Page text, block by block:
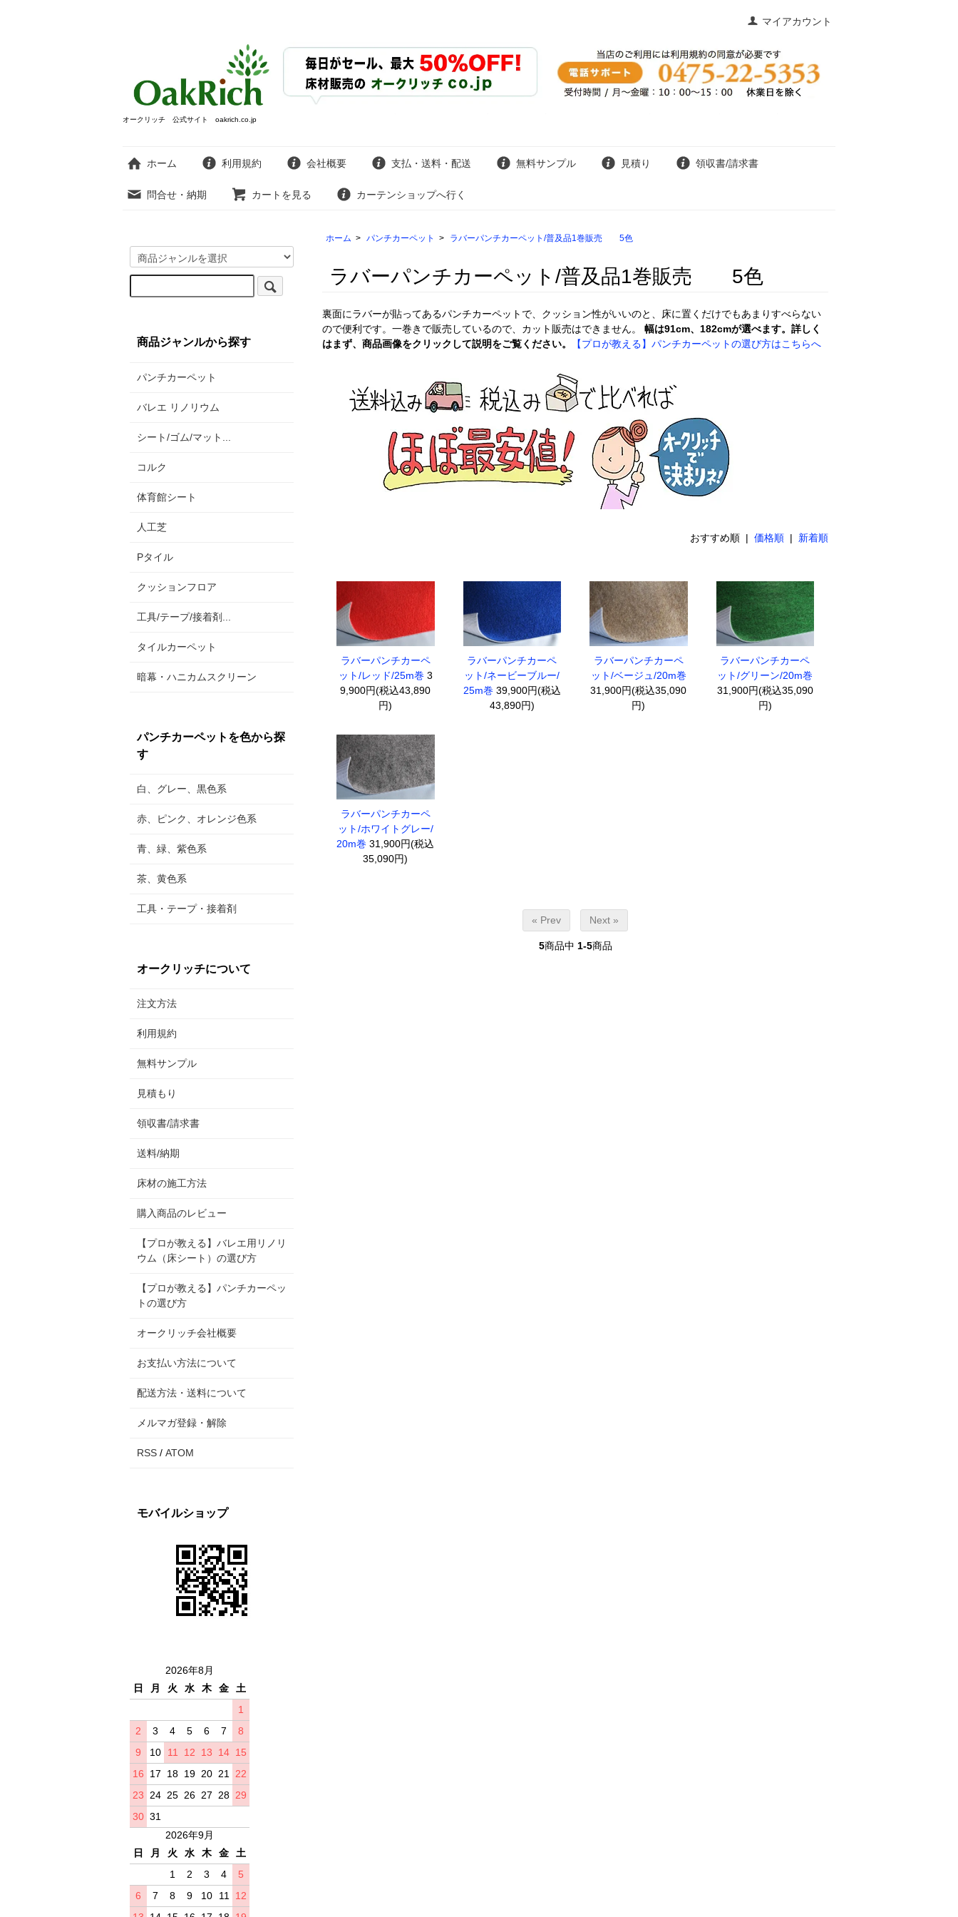
マイアカウント
オークリッチ 公式サイト oakrich.co.jp
ホーム 利用規約 会社概要 支払・送料・配送 無料サンプル 見積り 領収書/請求書
問合せ・納期 カートを見る カーテンショップへ行く
ホーム > パンチカーペット > ラバーパンチカーペット/普及品1巻販売 5色
ラバーパンチカーペット/普及品1巻販売 5色
裏面にラバーが貼ってあるパンチカーペットで、クッション性がいいのと、床に置くだけでもあまりすべらない
ので便利です。一巻きで販売しているので、カット販売はできません。 幅は91cm、182cmが選べます。 詳しく
はまず、商品画像をクリックして説明をご覧ください。
【プロが教える】パンチカーペットの選び方はこちらへ
おすすめ順 | 価格順 | 新着順
ラバーパンチカーペ
ット/レッド/25m巻 3
9,900円(税込43,890
円)
ラバーパンチカーペ
ット/ネービーブルー/
25m巻 39,900円(税込
43,890円)
ラバーパンチカーペ
ット/ベージュ/20m巻
31,900円(税込35,090
円)
ラバーパンチカーペ
ット/グリーン/20m巻
31,900円(税込35,090
円)
ラバーパンチカーペ
ット/ホワイトグレー/
20m巻 31,900円(税込
35,090円)
« Prev Next »
5商品中 1-5商品
商品ジャンルから探す
パンチカーペット
バレエ リノリウム
シート/ゴム/マット...
コルク
体育館シート
人工芝
Pタイル
クッションフロア
工具/テープ/接着剤...
タイルカーペット
暗幕・ハニカムスクリーン
パンチカーペットを色から探
す
白、グレー、黒色系
赤、ピンク、オレンジ色系
青、緑、紫色系
茶、黄色系
工具・テープ・接着剤
オークリッチについて
注文方法
利用規約
無料サンプル
見積もり
領収書/請求書
送料/納期
床材の施工方法
購入商品のレビュー
【プロが教える】バレエ用リノリ
ウム（床シート）の選び方
【プロが教える】パンチカーペッ
トの選び方
オークリッチ会社概要
お支払い方法について
配送方法・送料について
メルマガ登録・解除
RSS / ATOM
モバイルショップ
2026年8月
日
月 火 水 木 金
土
1
2
3 4 5 6 7
8
9
10 11 12 13 14 15
16
17 18 19 20 21
22
23
24 25 26 27 28 29
30 31
2026年9月
日
月 火 水 木 金
土
1
2 3 4
5
6
7 8 9 10 11
12